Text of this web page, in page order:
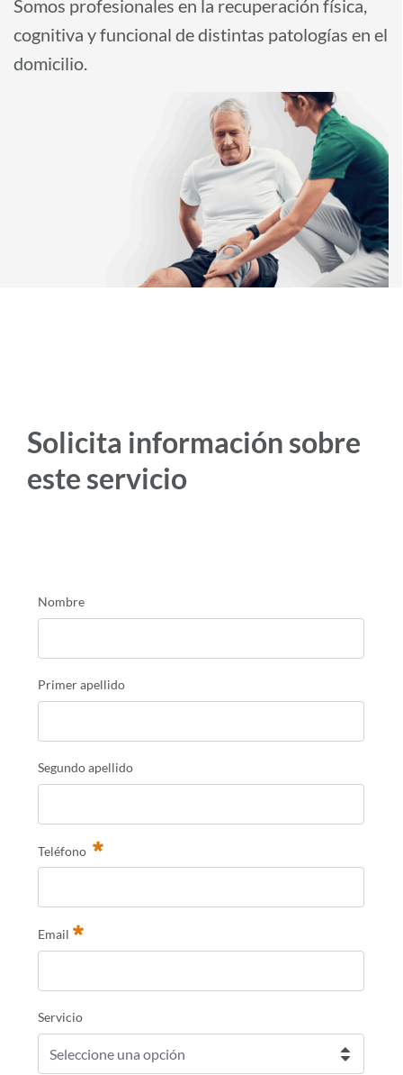
i
d
o
Somos profesionales en la recuperación física,
cognitiva y funcional de distintas patologías en el
domicilio.
Solicita información sobre
este servicio
Nombre
Primer apellido
Segundo apellido
Teléfono
Email
Servicio
Seleccione una opción